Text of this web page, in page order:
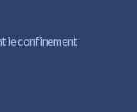
le confinement